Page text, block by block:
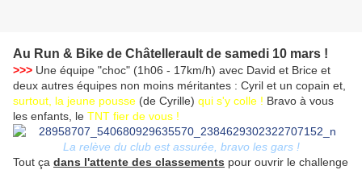
Au Run & Bike de Châtellerault de samedi 10 mars !
>>> Une équipe "choc" (1h06 - 17km/h) avec David et Brice et
deux autres équipes non moins méritantes : Cyril et un copain et,
surtout, la jeune pousse (de Cyrille) qui s'y colle ! Bravo à vous
les enfants, le TNT fier de vous !
La relève du club est assurée, bravo les gars !
Tout ça dans l'attente des classements pour ouvrir le challenge